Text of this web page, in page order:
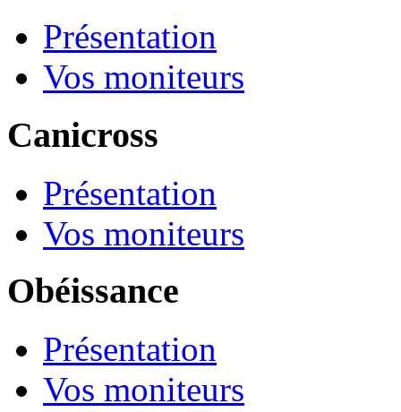
Présentation
Vos moniteurs
Canicross
Présentation
Vos moniteurs
Obéissance
Présentation
Vos moniteurs